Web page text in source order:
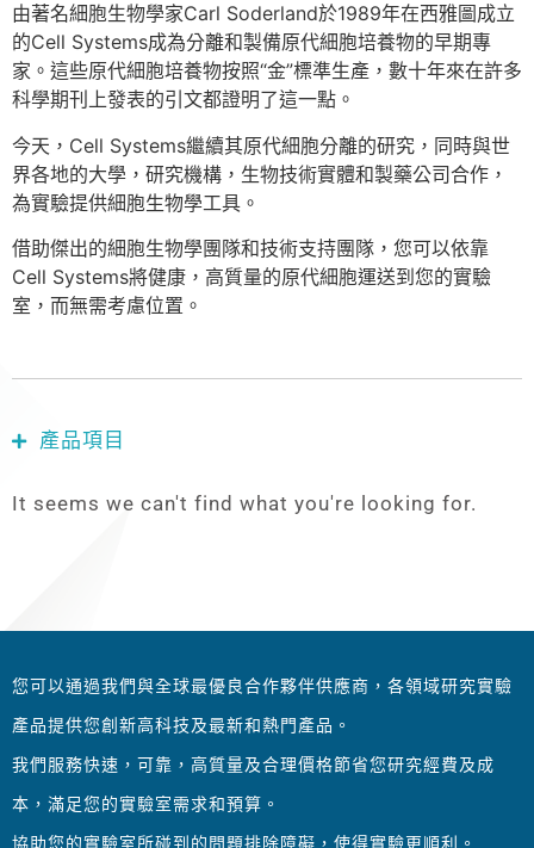
由著名細胞生物學家Carl Soderland於1989年在西雅圖成立
的Cell Systems成為分離和製備原代細胞培養物的早期專
家。這些原代細胞培養物按照“金”標準生產，數十年來在許多
科學期刊上發表的引文都證明了這一點。
今天，Cell Systems繼續其原代細胞分離的研究，同時與世
界各地的大學，研究機構，生物技術實體和製藥公司合作，
為實驗提供細胞生物學工具。
借助傑出的細胞生物學團隊和技術支持團隊，您可以依靠
Cell Systems將健康，高質量的原代細胞運送到您的實驗
室，而無需考慮位置。
產品項目
It seems we can't find what you're looking for.
您可以通過我們與全球最優良合作夥伴供應商，各領域研究實驗
產品提供您創新高科技及最新和熱門產品。
我們服務快速，可靠，高質量及合理價格節省您研究經費及成
本，滿足您的實驗室需求和預算。
協助您的實驗室所碰到的問題排除障礙，使得實驗更順利。